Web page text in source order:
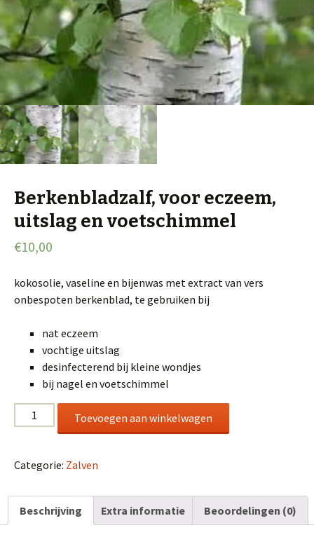
Berkenbladzalf, voor eczeem,
uitslag en voetschimmel
€10,00
kokosolie, vaseline en bijenwas met extract van vers
onbespoten berkenblad, te gebruiken bij
nat eczeem
vochtige uitslag
desinfecterend bij kleine wondjes
bij nagel en voetschimmel
Berkenbladzalf,
voor
uitslag
voetschimmel
aantal
Toevoegen aan winkelwagen
Categorie: Zalven
Beschrijving Extra informatie Beoordelingen (0)